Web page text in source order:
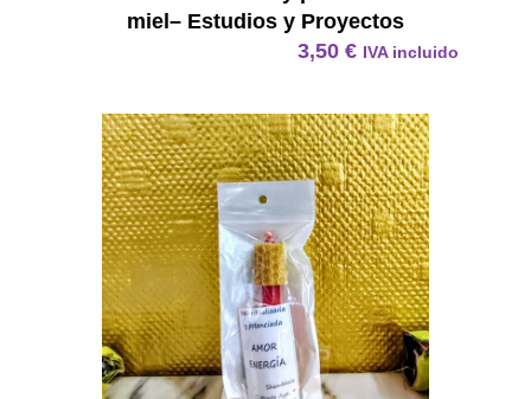
miel– Estudios y Proyectos
3,50 € IVA incluido